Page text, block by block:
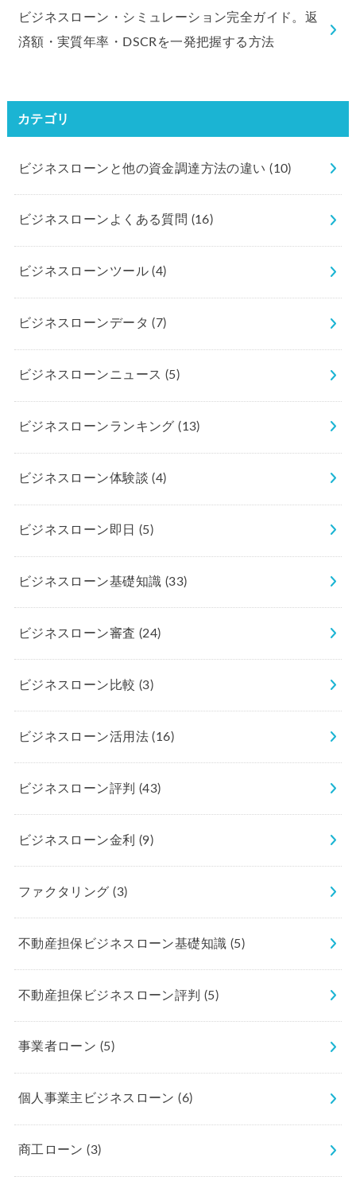
ビジネスローン・シミュレーション完全ガイド。返
済額・実質年率・DSCRを一発把握する方法
カテゴリ
ビジネスローンと他の資金調達方法の違い(10)
ビジネスローンよくある質問 (16)
ビジネスローンツール(4)
ビジネスローンデータ(7)
ビジネスローンニュース (5)
ビジネスローンランキング(13)
ビジネスローン体験談(4)
ビジネスローン即日 (5)
ビジネスローン基礎知識 (33)
ビジネスローン審査 (24)
ビジネスローン比較 (3)
ビジネスローン活用法(16)
ビジネスローン評判 (43)
ビジネスローン金利 (9)
ファクタリング(3)
不動産担保ビジネスローン基礎知識 (5)
不動産担保ビジネスローン評判(5)
事業者ローン (5)
個人事業主ビジネスローン(6)
商工ローン(3)